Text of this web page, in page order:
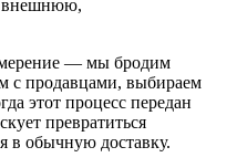
внешнюю,
— мы бродим
с продавцами, выбираем
этот процесс передан
превратиться
в обычную доставку.